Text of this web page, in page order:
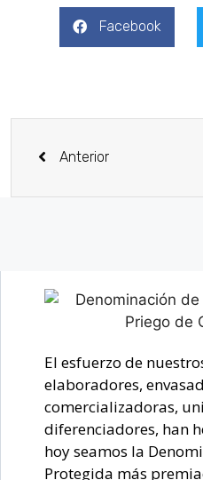
Facebook
Anterior
El esfuerzo de
elaboradores,
comercializadoras,
diferenciadores, han
hoy seamos la
Protegida más